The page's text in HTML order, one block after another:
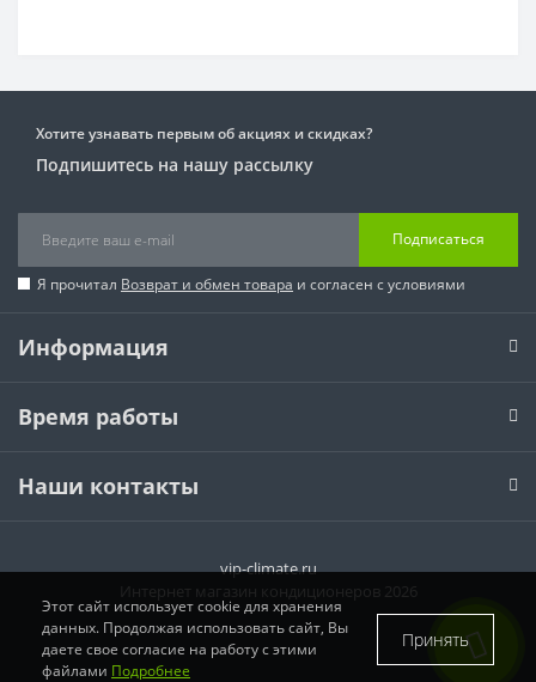
Хотите узнавать первым об акциях и скидках?
Подпишитесь на нашу рассылку
Подписаться
Я прочитал Возврат и обмен товара и согласен с условиями
Информация
Время работы
Наши контакты
vip-climate.ru
Интернет магазин кондиционеров 2026
Этот сайт использует cookie для хранения
данных. Продолжая использовать сайт, Вы
даете свое согласие на работу с этими
файлами Подробнее
Принять